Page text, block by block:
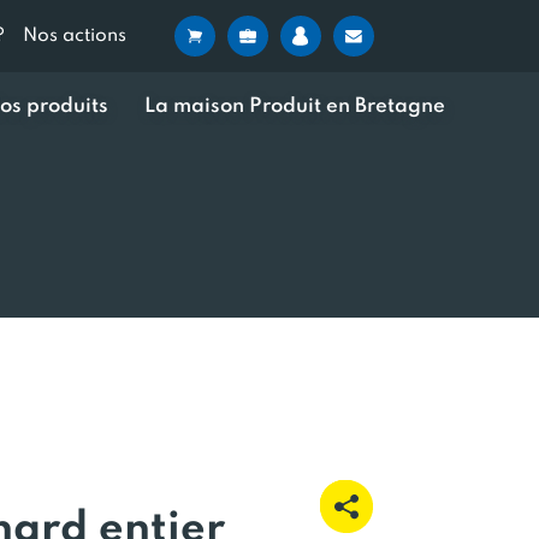
Nos actions
produits La maison Produit en Bretagne
entier